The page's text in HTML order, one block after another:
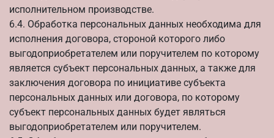
исполнительном производстве.
6.4. Обработка персональных данных необходима для
исполнения договора, стороной которого либо
выгодоприобретателем или поручителем по которому
является субъект персональных данных, а также для
заключения договора по инициативе субъекта
персональных данных или договора, по которому
субъект персональных данных будет являться
выгодоприобретателем или поручителем.